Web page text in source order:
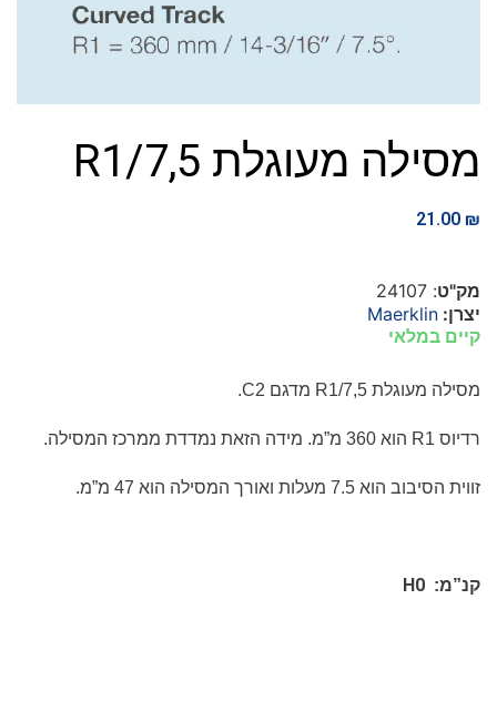
מסילה מעוגלת R1/7,5
21.00 ₪
מק"ט: 24107
יצרן: Maerklin
קיים במלאי
מסילה מעוגלת R1/7,5 מדגם C2
.
רדיוס R1 הוא 360 מ”מ. מידה הזאת נמדדת ממרכז המסילה.
זווית הסיבוב הוא 7.5 מעלות ואורך המסילה הוא 47 מ”מ.
קנ”מ: H0